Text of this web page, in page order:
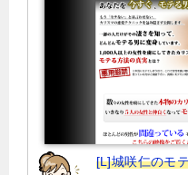
[L]城咲仁のモ